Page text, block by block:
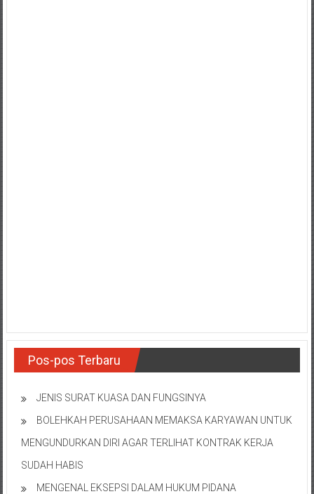
Pos-pos Terbaru
JENIS SURAT KUASA DAN FUNGSINYA
BOLEHKAH PERUSAHAAN MEMAKSA KARYAWAN UNTUK
MENGUNDURKAN DIRI AGAR TERLIHAT KONTRAK KERJA
SUDAH HABIS
MENGENAL EKSEPSI DALAM HUKUM PIDANA